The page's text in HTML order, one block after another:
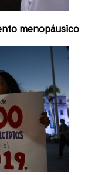
menopáusico